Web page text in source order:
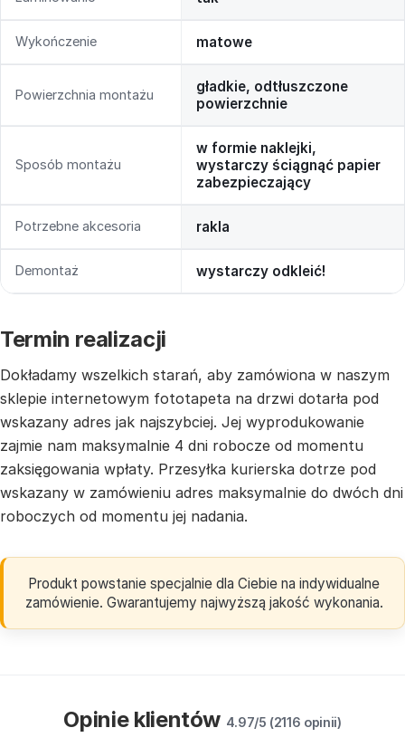
Wykończenie matowe
Powierzchnia montażu
gładkie, odtłuszczone
powierzchnie
Sposób montażu
w formie naklejki,
wystarczy ściągnąć papier
zabezpieczający
Potrzebne akcesoria rakla
Demontaż wystarczy odkleić!
Termin realizacji
Dokładamy wszelkich starań, aby zamówiona w naszym
sklepie internetowym fototapeta na drzwi dotarła pod
wskazany adres jak najszybciej. Jej wyprodukowanie
zajmie nam maksymalnie 4 dni robocze od momentu
zaksięgowania wpłaty. Przesyłka kurierska dotrze pod
wskazany w zamówieniu adres maksymalnie do dwóch dni
roboczych od momentu jej nadania.
Produkt powstanie specjalnie dla Ciebie na indywidualne
zamówienie. Gwarantujemy najwyższą jakość wykonania.
Opinie klientów 4.97/5 (2116 opinii)